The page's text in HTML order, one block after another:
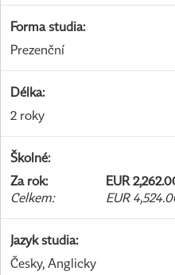
Forma studia:
Prezenční
Délka:
2 roky
Školné:
Za rok:
EUR
Celkem: EUR
Jazyk studia:
Česky, Anglicky